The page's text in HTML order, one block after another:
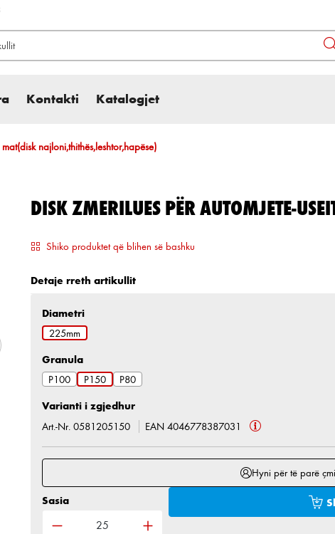
Kontakti Katalogjet
mat(disk najloni,thithës,leshtor,hapëse)
DISK ZMERILUES PËR AUTOMJETE-
Shiko produktet që blihen së bashku
Detaje rreth artikullit
Zgjidh
Diametri
225mm
Zgjidh
Granula
P100
P150 P80
Varianti i zgjedhur
Art.-Nr. 0581205150
EAN 4046778387031
Hyni për të parë
Sasia e produktit: Shkruani sasinë e
Sasia